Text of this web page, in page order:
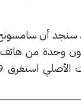
أن سامسونج
حين أن